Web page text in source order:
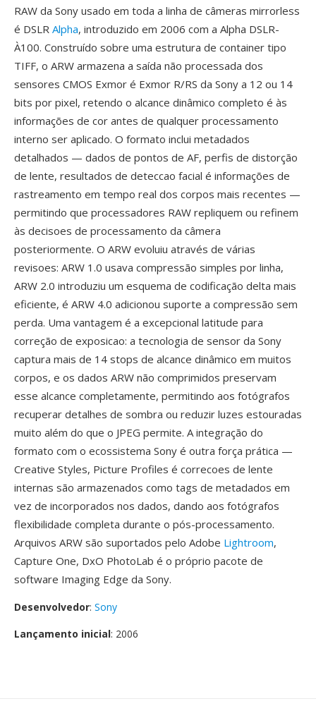
RAW da Sony usado em toda a linha de câmeras mirrorless
é DSLR Alpha, introduzido em 2006 com a Alpha DSLR-
À100. Construído sobre uma estrutura de container tipo
TIFF, o ARW armazena a saída não processada dos
sensores CMOS Exmor é Exmor R/RS da Sony a 12 ou 14
bits por pixel, retendo o alcance dinâmico completo é às
informações de cor antes de qualquer processamento
interno ser aplicado. O formato inclui metadados
detalhados — dados de pontos de AF, perfis de distorção
de lente, resultados de deteccao facial é informações de
rastreamento em tempo real dos corpos mais recentes —
permitindo que processadores RAW repliquem ou refinem
às decisoes de processamento da câmera
posteriormente. O ARW evoluiu através de várias
revisoes: ARW 1.0 usava compressão simples por linha,
ARW 2.0 introduziu um esquema de codificação delta mais
eficiente, é ARW 4.0 adicionou suporte a compressão sem
perda. Uma vantagem é a excepcional latitude para
correção de exposicao: a tecnologia de sensor da Sony
captura mais de 14 stops de alcance dinâmico em muitos
corpos, e os dados ARW não comprimidos preservam
esse alcance completamente, permitindo aos fotógrafos
recuperar detalhes de sombra ou reduzir luzes estouradas
muito além do que o JPEG permite. A integração do
formato com o ecossistema Sony é outra força prática —
Creative Styles, Picture Profiles é correcoes de lente
internas são armazenados como tags de metadados em
vez de incorporados nos dados, dando aos fotógrafos
flexibilidade completa durante o pós-processamento.
Arquivos ARW são suportados pelo Adobe Lightroom,
Capture One, DxO PhotoLab é o próprio pacote de
software Imaging Edge da Sony.
Desenvolvedor: Sony
Lançamento inicial: 2006